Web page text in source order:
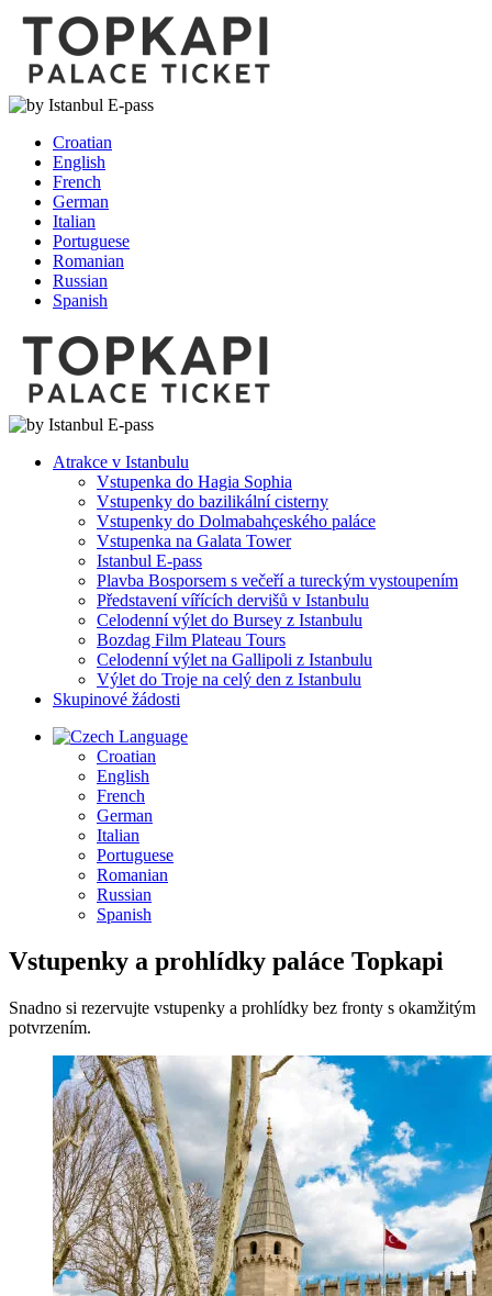
Croatian
English
French
German
Italian
Portuguese
Romanian
Russian
Spanish
Atrakce v Istanbulu
Vstupenka do Hagia Sophia
Vstupenky do bazilikální cisterny
Vstupenky do Dolmabahçeského paláce
Vstupenka na Galata Tower
Istanbul E-pass
Plavba Bosporsem s večeří a tureckým vystoupením
Představení vířících dervišů v Istanbulu
Celodenní výlet do Bursey z Istanbulu
Bozdag Film Plateau Tours
Celodenní výlet na Gallipoli z Istanbulu
Výlet do Troje na celý den z Istanbulu
Skupinové žádosti
Language
Croatian
English
French
German
Italian
Portuguese
Romanian
Russian
Spanish
Vstupenky a prohlídky paláce Topkapi
Snadno si rezervujte vstupenky a prohlídky bez fronty s okamžitým
potvrzením.